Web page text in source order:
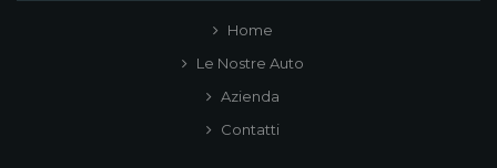
Home
Le Nostre Auto
Azienda
Contatti